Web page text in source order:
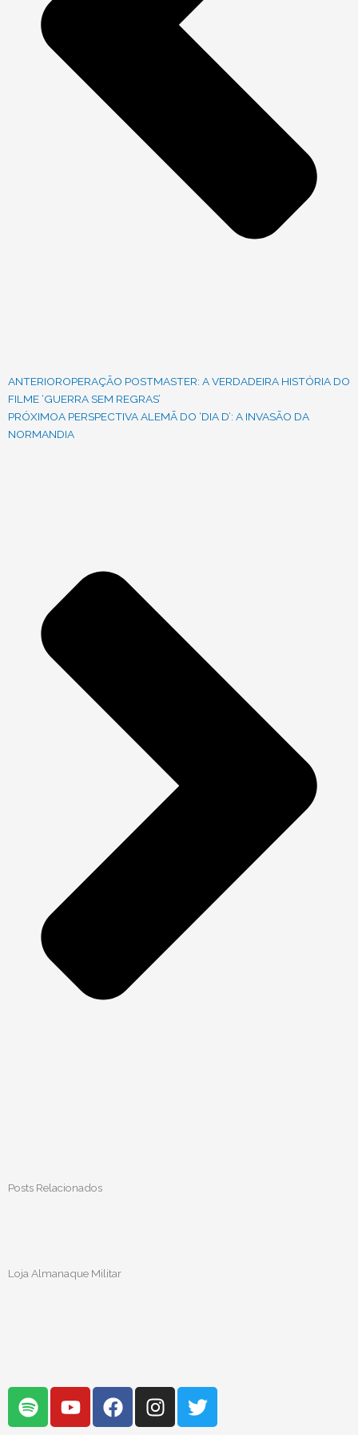
ANTERIOROPERAÇÃO POSTMASTER: A VERDADEIRA HISTÓRIA DO
FILME ‘GUERRA SEM REGRAS’
PRÓXIMOA PERSPECTIVA ALEMÃ DO ‘DIA D’: A INVASÃO DA
NORMANDIA
Posts Relacionados
Loja Almanaque Militar
S
p
Y
o
F
a
I
n
T
w